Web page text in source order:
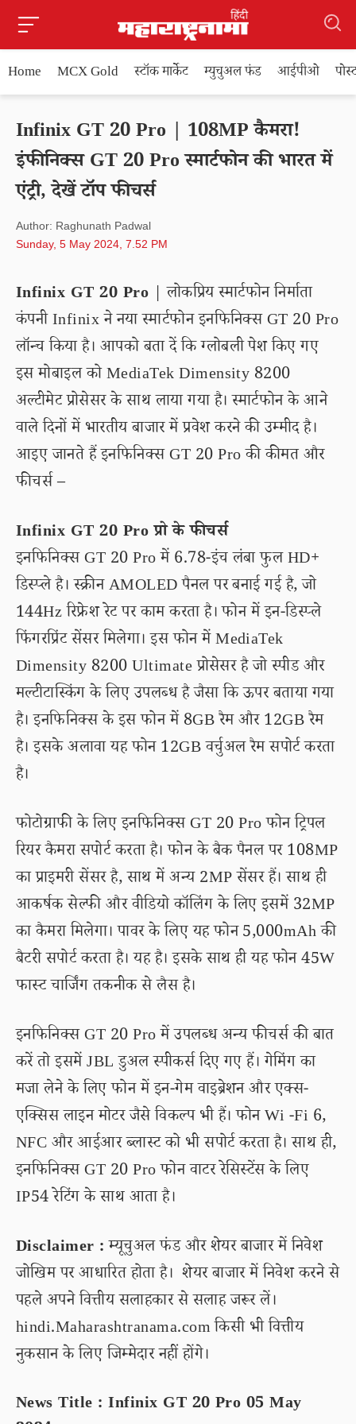
Home MCX Gold स्टॉक मार्केट म्युचुअल फंड आईपीओ
Infinix GT 20 Pro | 108MP कैमरा!
इंफीनिक्स GT 20 Pro स्मार्टफोन की भारत में
एंट्री, देखें टॉप फीचर्स
Author: Raghunath Padwal
Sunday, 5 May 2024, 7.52 PM
Infinix GT 20 Pro | लोकप्रिय स्मार्टफोन निर्माता
कंपनी Infinix ने नया स्मार्टफोन इनफिनिक्स GT 20 Pro
लॉन्च किया है। आपको बता दें कि ग्लोबली पेश किए गए
इस मोबाइल को MediaTek Dimensity 8200
अल्टीमेट प्रोसेसर के साथ लाया गया है। स्मार्टफोन के आने
वाले दिनों में भारतीय बाजार में प्रवेश करने की उम्मीद है।
आइए जानते हैं इनफिनिक्स GT 20 Pro की कीमत और
फीचर्स –
Infinix GT 20 Pro प्रो के फीचर्स
इनफिनिक्स GT 20 Pro में 6.78-इंच लंबा फुल HD+
डिस्प्ले है। स्क्रीन AMOLED पैनल पर बनाई गई है, जो
144Hz रिफ्रेश रेट पर काम करता है। फोन में इन-डिस्प्ले
फिंगरप्रिंट सेंसर मिलेगा। इस फोन में MediaTek
Dimensity 8200 Ultimate प्रोसेसर है जो स्पीड और
मल्टीटास्किंग के लिए उपलब्ध है जैसा कि ऊपर बताया गया
है। इनफिनिक्स के इस फोन में 8GB रैम और 12GB रैम
है। इसके अलावा यह फोन 12GB वर्चुअल रैम सपोर्ट करता
है।
फोटोग्राफी के लिए इनफिनिक्स GT 20 Pro फोन ट्रिपल
रियर कैमरा सपोर्ट करता है। फोन के बैक पैनल पर 108MP
का प्राइमरी सेंसर है, साथ में अन्य 2MP सेंसर हैं। साथ ही
आकर्षक सेल्फी और वीडियो कॉलिंग के लिए इसमें 32MP
का कैमरा मिलेगा। पावर के लिए यह फोन 5,000mAh की
बैटरी सपोर्ट करता है। यह है। इसके साथ ही यह फोन 45W
फास्ट चार्जिंग तकनीक से लैस है।
इनफिनिक्स GT 20 Pro में उपलब्ध अन्य फीचर्स की बात
करें तो इसमें JBL डुअल स्पीकर्स दिए गए हैं। गेमिंग का
मजा लेने के लिए फोन में इन-गेम वाइब्रेशन और एक्स-
एक्सिस लाइन मोटर जैसे विकल्प भी हैं। फोन Wi -Fi 6,
NFC और आईआर ब्लास्ट को भी सपोर्ट करता है। साथ ही,
इनफिनिक्स GT 20 Pro फोन वाटर रेसिस्टेंस के लिए
IP54 रेटिंग के साथ आता है।
Disclaimer :म्यूचुअल फंड और शेयर बाजार में निवेश
जोखिम पर आधारित होता है। शेयर बाजार में निवेश करने से
पहले अपने वित्तीय सलाहकार से सलाह जरूर लें।
hindi.Maharashtranama.com किसी भी वित्तीय
नुकसान के लिए जिम्मेदार नहीं होंगे।
News Title : Infinix GT 20 Pro 05 May